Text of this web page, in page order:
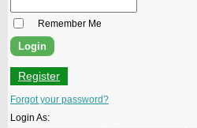
Remember Me
Register
Forgot your password?
Login As: